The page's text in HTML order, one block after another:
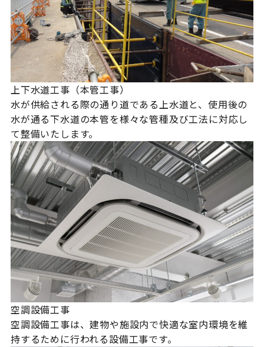
上下水道工事（本管工事）
水が供給される際の通り道である上水道と、使用後の
水が通る下水道の本管を様々な管種及び工法に対応し
て整備いたします。
空調設備工事
空調設備工事は、建物や施設内で快適な室内環境を維
持するために行われる設備工事です。